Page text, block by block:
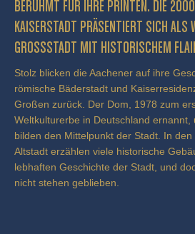
RÜHMT FÜR IHRE PRINTEN. DIE 2000
ISERSTADT PRÄSENTIERT SICH ALS
OSSSTADT MIT HISTORISCHEM FLAIR.
Stolz blicken die Aachener auf ihre
römische Bäderstadt und
Großen zurück. Der Dom, 1978 zum
Weltkulturerbe in Deutschland ernannt,
bilden den Mittelpunkt der Stadt. In
Altstadt erzählen viele historische
lebhaften Geschichte der Stadt, und
nicht stehen geblieben.